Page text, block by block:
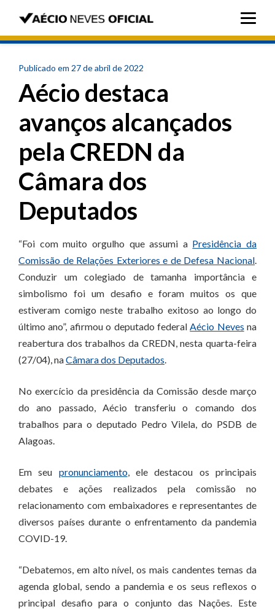
Publicado em 27 de abril de 2022
Aécio destaca
avanços alcançados
pela CREDN da
Câmara dos
Deputados
“Foi com muito orgulho que assumi a Presidência da
Comissão de Relações Exteriores e de Defesa Nacional.
Conduzir um colegiado de tamanha importância e
simbolismo foi um desafio e foram muitos os que
estiveram comigo neste trabalho exitoso ao longo do
último ano”, afirmou o deputado federalAécio Neves na
reabertura dos trabalhos da CREDN, nesta quarta-feira
(27/04), naCâmara dos Deputados.
No exercício da presidência da Comissão desde março
do ano passado, Aécio transferiu o comando dos
trabalhos para o deputado Pedro Vilela, do PSDB de
Alagoas.
Em seu pronunciamento, ele destacou os principais
debates e ações realizados pela comissão no
relacionamento com embaixadores e representantes de
diversos países durante o enfrentamento da pandemia
COVID-19.
“Debatemos, em alto nível, os mais candentes temas da
agenda global, sendo a pandemia e os seus reflexos o
principal desafio para o conjunto das Nações. Este